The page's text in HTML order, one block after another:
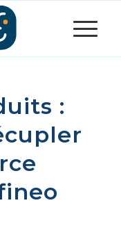
: